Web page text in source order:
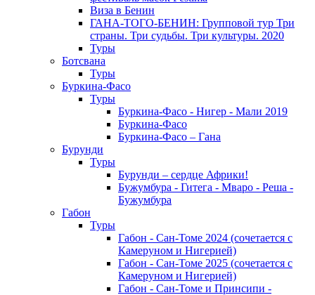
Виза в Бенин
ГАНА-ТОГО-БЕНИН: Групповой тур Три
страны. Три судьбы. Три культуры. 2020
Туры
Ботсвана
Туры
Буркина-Фасо
Туры
Буркина-Фасо - Нигер - Мали 2019
Буркина-Фасо
Буркина-Фасо – Гана
Бурунди
Туры
Бурунди – сердце Африки!
Бужумбура - Гитега - Мваро - Реша -
Бужумбура
Габон
Туры
Габон - Сан-Томе 2024 (сочетается с
Камеруном и Нигерией)
Габон - Сан-Томе 2025 (сочетается с
Камеруном и Нигерией)
Габон - Сан-Томе и Принсипи -